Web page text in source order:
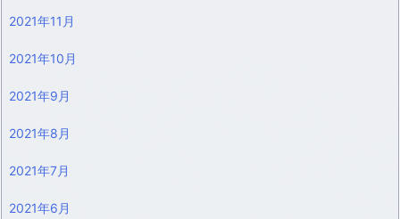
2021年11月
2021年10月
2021年9月
2021年8月
2021年7月
2021年6月